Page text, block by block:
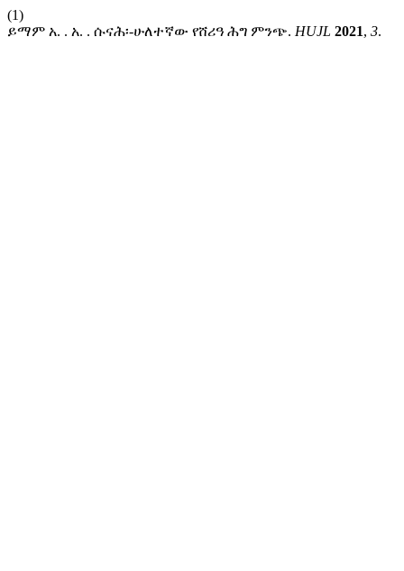
(1)
ይማም አ. . አ. . ሱናሕ፡-ሁለተኛው የሸሪዓ ሕግ ምንጭ. HUJL 2021, 3.